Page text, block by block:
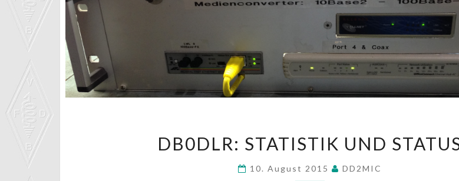
STATISTIK
STATUS
DB0DLR: STATISTIK UND
10. August 2015 DD2MIC